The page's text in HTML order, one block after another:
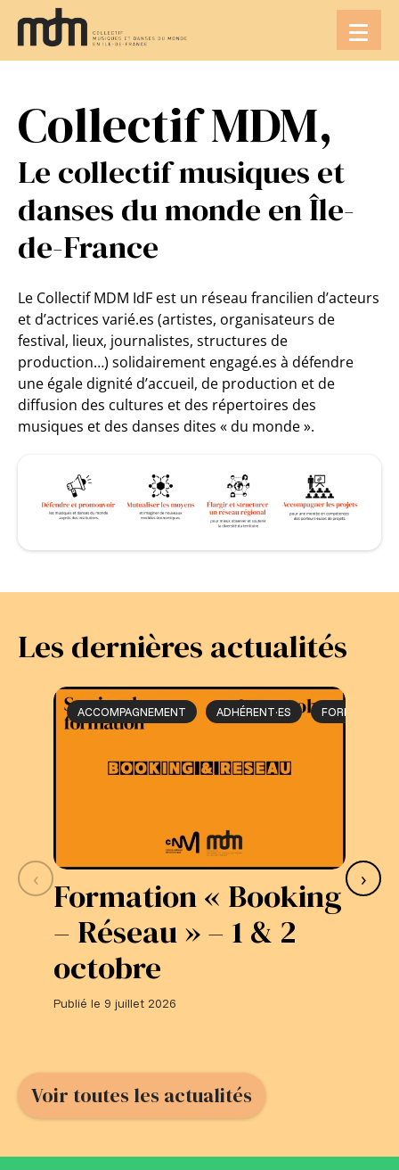
contenu
Collectif MDM,
Le collectif musiques et
danses du monde en Île-
de-France
Le Collectif MDM IdF est un réseau francilien d’acteurs
et d’actrices varié.es (artistes, organisateurs de
festival, lieux, journalistes, structures de
production…) solidairement engagé.es à défendre
une égale dignité d’accueil, de production et de
diffusion des cultures et des répertoires des
musiques et des danses dites « du monde ».
Les dernières actualités
‹
ACCOMPAGNEMENT ADHÉRENT·ES FORMATION
Formation « Booking
– Réseau » – 1 & 2
octobre
Publié le 9 juillet 2026
›
Voir toutes les actualités